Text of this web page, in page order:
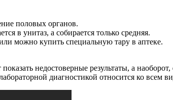
половых органов.
в унитаз, а собирается только средняя.
можно купить специальную тару в аптеке.
недостоверные результаты, а
диагностикой относится ко всем